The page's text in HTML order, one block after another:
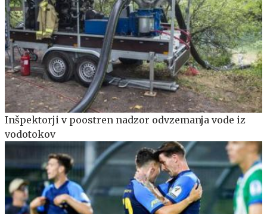
Inšpektorji v poostren nadzor odvzemanja vode iz
vodotokov